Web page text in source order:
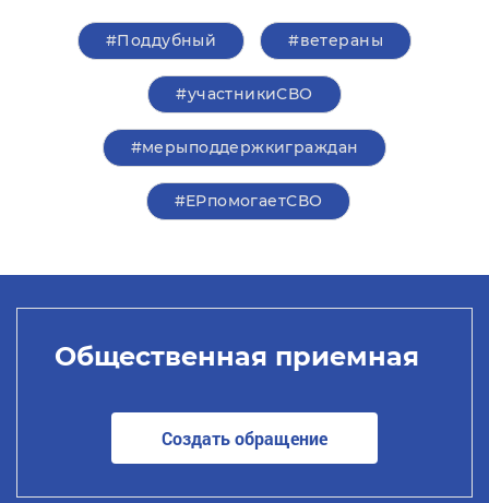
#Поддубный #ветераны
#участникиСВО
#мерыподдержкиграждан
#ЕРпомогаетСВО
Общественная приемная
Создать обращение